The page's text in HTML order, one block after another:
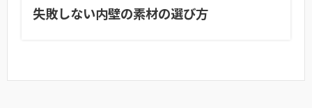
失敗しない内壁の素材の選び方